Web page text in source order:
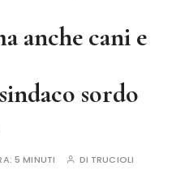
anche cani e
sordo
5 MINUTI DI TRUCIOLI